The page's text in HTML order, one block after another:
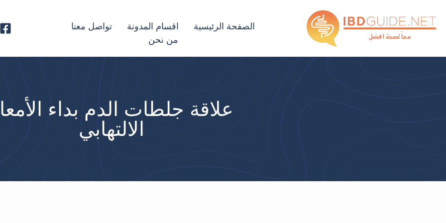
الصفحة الرئيسية اقسام المدونة
تواصل معنا
من نحن
علاقة جلطات الدم بداء
الالتهابي